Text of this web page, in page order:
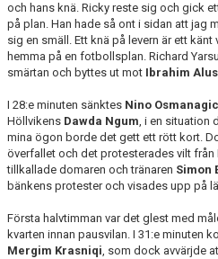
DOKUMENT
BILDARKIV
BILDER 2025
TABELL ETTAN SÖDRA 2025
och hans knä. Ricky reste sig och gick
på plan. Han hade så ont i sidan att jag
sig en smäll. Ett knä på levern är ett
hemma på en fotbollsplan. Richard
smärtan och byttes ut mot Ibrahim
I 28:e minuten sänktes Nino Osmanagic
Höllvikens Dawda Ngum, i en situation
mina ögon borde det gett ett rött kort.
överfallet och det protesterades vilt från
tillkallade domaren och tränaren Simon
bänkens protester och visades upp på
Första halvtimman var det glest med
kvarten innan pausvilan. I 31:e minuten
Mergim Krasniqi, som dock avvärjde